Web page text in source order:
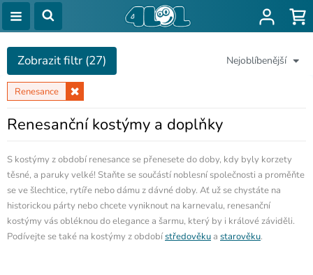
Nejoblíbenější
Zobrazit filtr (27)
Renesance
Renesanční kostýmy a doplňky
S kostýmy z období renesance se přenesete do doby, kdy byly korzety
těsné, a paruky velké! Staňte se součástí noblesní společnosti a proměňte
se ve šlechtice, rytíře nebo dámu z dávné doby. Ať už se chystáte na
historickou párty nebo chcete vyniknout na karnevalu, renesanční
kostýmy vás obléknou do elegance a šarmu, který by i králové záviděli.
Podívejte se také na kostýmy z obdobístředověkua starověku.